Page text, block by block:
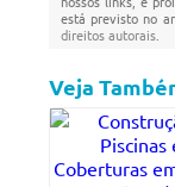
está previsto no
direitos autorais
Veja